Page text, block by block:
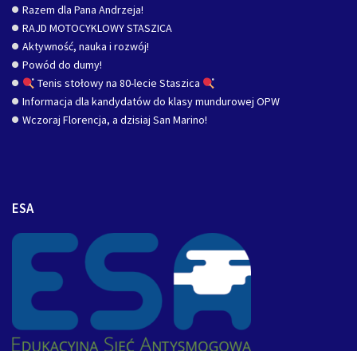
Razem dla Pana Andrzeja!
RAJD MOTOCYKLOWY STASZICA
Aktywność, nauka i rozwój!
Powód do dumy!
Tenis stołowy na 80-lecie Staszica
Informacja dla kandydatów do klasy mundurowej OPW
Wczoraj Florencja, a dzisiaj San Marino!
ESA